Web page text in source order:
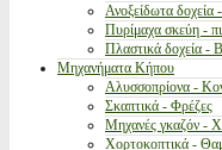
Ανοξείδωτα δοχεία
Πυρίμαχα σκεύη -
Πλαστικά δοχεία -
Μηχανήματα Κήπου
Αλυσσοπρίονα -
Σκαπτικά - Φρέζες
Μηχανές γκαζόν -
Χορτοκοπτικά -